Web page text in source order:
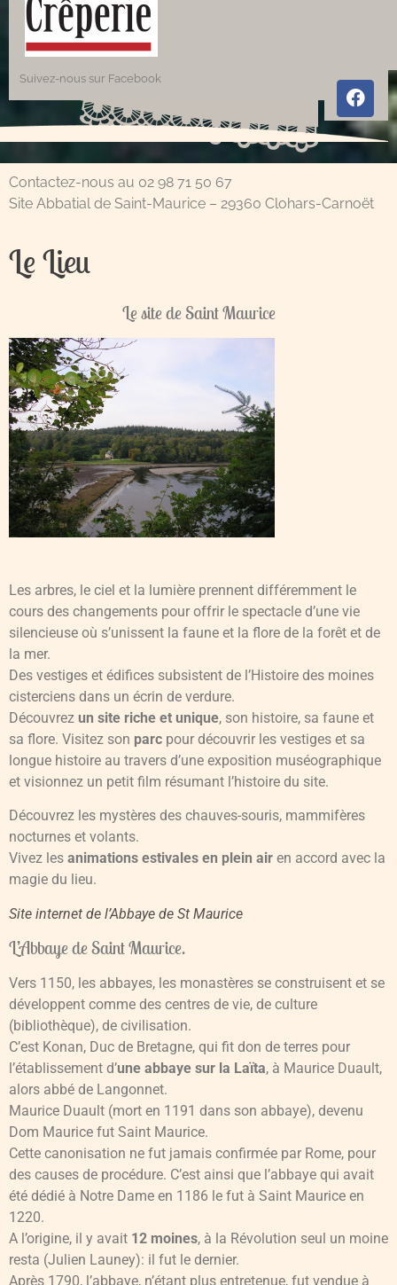
Suivez-nous sur Facebook
Contactez-nous au 02 98 71 50 67
Site Abbatial de Saint-Maurice – 29360 Clohars-Carnoët
Le Lieu
Le site de Saint Maurice
Les arbres, le ciel et la lumière prennent différemment le
cours des changements pour offrir le spectacle d’une vie
silencieuse où s’unissent la faune et la flore de la forêt et de
la mer.
Des vestiges et édifices subsistent de l’Histoire des moines
cisterciens dans un écrin de verdure.
Découvrez un site riche et unique, son histoire, sa faune et
sa flore. Visitez son parc pour découvrir les vestiges et sa
longue histoire au travers d’une exposition muséographique
et visionnez un petit film résumant l’histoire du site.
Découvrez les mystères des chauves-souris, mammifères
nocturnes et volants.
Vivez les animations estivales en plein air en accord avec la
magie du lieu.
Site internet de l’Abbaye de St Maurice
L’Abbaye de Saint Maurice.
Vers 1150, les abbayes, les monastères se construisent et se
développent comme des centres de vie, de culture
(bibliothèque), de civilisation.
C’est Konan, Duc de Bretagne, qui fit don de terres pour
l’établissement d’une abbaye sur la Laïta, à Maurice Duault,
alors abbé de Langonnet.
Maurice Duault (mort en 1191 dans son abbaye), devenu
Dom Maurice fut Saint Maurice.
Cette canonisation ne fut jamais confirmée par Rome, pour
des causes de procédure. C’est ainsi que l’abbaye qui avait
été dédié à Notre Dame en 1186 le fut à Saint Maurice en
1220.
A l’origine, il y avait 12 moines, à la Révolution seul un moine
resta (Julien Launey): il fut le dernier.
Après 1790, l’abbaye, n’étant plus entretenue, fut vendue à